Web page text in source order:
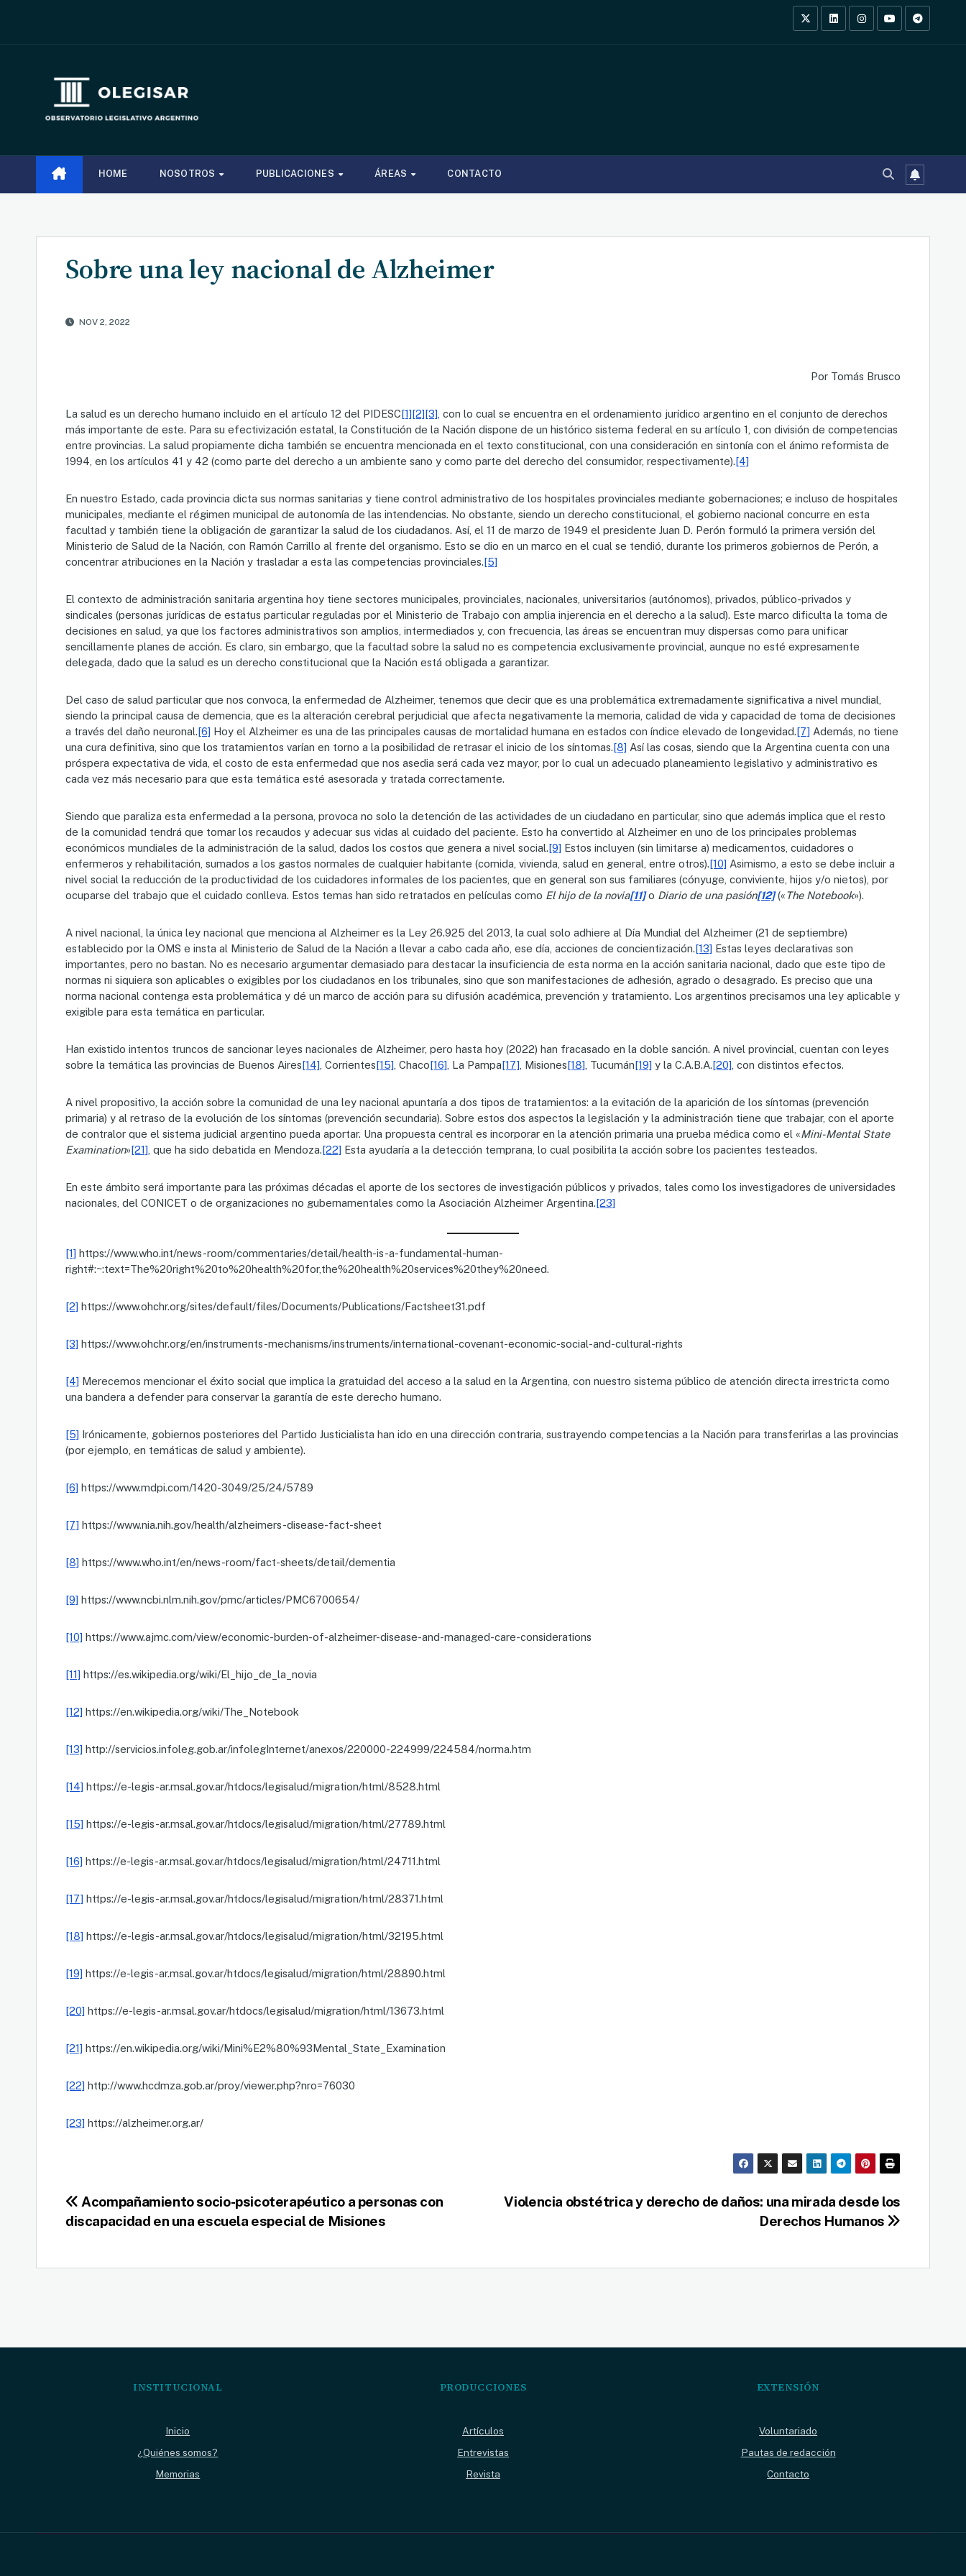
HOME NOSOTROS PUBLICACIONES ÁREAS CONTACTO
Sobre una ley nacional de Alzheimer
NOV 2, 2022
Por Tomás Brusco
La salud es un derecho humano incluido en el artículo 12 del PIDESC[1][2][3] , con lo cual se encuentra en el ordenamiento jurídico argentino en el conjunto de derechos
más importante de este. Para su efectivización estatal, la Constitución de la Nación dispone de un histórico sistema federal en su artículo 1, con división de competencias
entre provincias. La salud propiamente dicha también se encuentra mencionada en el texto constitucional, con una consideración en sintonía con el ánimo reformista de
1994, en los artículos 41 y 42 (como parte del derecho a un ambiente sano y como parte del derecho del consumidor, respectivamente).[4]
En nuestro Estado, cada provincia dicta sus normas sanitarias y tiene control administrativo de los hospitales provinciales mediante gobernaciones; e incluso de hospitales
municipales, mediante el régimen municipal de autonomía de las intendencias. No obstante, siendo un derecho constitucional, el gobierno nacional concurre en esta
facultad y también tiene la obligación de garantizar la salud de los ciudadanos. Así, el 11 de marzo de 1949 el presidente Juan D. Perón formuló la primera versión del
Ministerio de Salud de la Nación, con Ramón Carrillo al frente del organismo. Esto se dio en un marco en el cual se tendió, durante los primeros gobiernos de Perón, a
concentrar atribuciones en la Nación y trasladar a esta las competencias provinciales.[5]
El contexto de administración sanitaria argentina hoy tiene sectores municipales, provinciales, nacionales, universitarios (autónomos), privados, público-privados y
sindicales (personas jurídicas de estatus particular reguladas por el Ministerio de Trabajo con amplia injerencia en el derecho a la salud). Este marco dificulta la toma de
decisiones en salud, ya que los factores administrativos son amplios, intermediados y, con frecuencia, las áreas se encuentran muy dispersas como para unificar
sencillamente planes de acción. Es claro, sin embargo, que la facultad sobre la salud no es competencia exclusivamente provincial, aunque no esté expresamente
delegada, dado que la salud es un derecho constitucional que la Nación está obligada a garantizar.
Del caso de salud particular que nos convoca, la enfermedad de Alzheimer, tenemos que decir que es una problemática extremadamente significativa a nivel mundial,
siendo la principal causa de demencia, que es la alteración cerebral perjudicial que afecta negativamente la memoria, calidad de vida y capacidad de toma de decisiones
a través del daño neuronal.[6] Hoy el Alzheimer es una de las principales causas de mortalidad humana en estados con índice elevado de longevidad.[7] Además, no tiene
una cura definitiva, sino que los tratamientos varían en torno a la posibilidad de retrasar el inicio de los síntomas.[8] Así las cosas, siendo que la Argentina cuenta con una
próspera expectativa de vida, el costo de esta enfermedad que nos asedia será cada vez mayor, por lo cual un adecuado planeamiento legislativo y administrativo es
cada vez más necesario para que esta temática esté asesorada y tratada correctamente.
Siendo que paraliza esta enfermedad a la persona, provoca no solo la detención de las actividades de un ciudadano en particular, sino que además implica que el resto
de la comunidad tendrá que tomar los recaudos y adecuar sus vidas al cuidado del paciente. Esto ha convertido al Alzheimer en uno de los principales problemas
económicos mundiales de la administración de la salud, dados los costos que genera a nivel social.[9] Estos incluyen (sin limitarse a) medicamentos, cuidadores o
enfermeros y rehabilitación, sumados a los gastos normales de cualquier habitante (comida, vivienda, salud en general, entre otros).[10] Asimismo, a esto se debe incluir a
nivel social la reducción de la productividad de los cuidadores informales de los pacientes, que en general son sus familiares (cónyuge, conviviente, hijos y/o nietos), por
ocuparse del trabajo que el cuidado conlleva. Estos temas han sido retratados en películas como El hijo de la novia[11]o Diario de una pasión[12](«The Notebook»).
A nivel nacional, la única ley nacional que menciona al Alzheimer es la Ley 26.925 del 2013, la cual solo adhiere al Día Mundial del Alzheimer (21 de septiembre)
establecido por la OMS e insta al Ministerio de Salud de la Nación a llevar a cabo cada año, ese día, acciones de concientización.[13] Estas leyes declarativas son
importantes, pero no bastan. No es necesario argumentar demasiado para destacar la insuficiencia de esta norma en la acción sanitaria nacional, dado que este tipo de
normas ni siquiera son aplicables o exigibles por los ciudadanos en los tribunales, sino que son manifestaciones de adhesión, agrado o desagrado. Es preciso que una
norma nacional contenga esta problemática y dé un marco de acción para su difusión académica, prevención y tratamiento. Los argentinos precisamos una ley aplicable y
exigible para esta temática en particular.
Han existido intentos truncos de sancionar leyes nacionales de Alzheimer, pero hasta hoy (2022) han fracasado en la doble sanción. A nivel provincial, cuentan con leyes
sobre la temática las provincias de Buenos Aires[14] , Corrientes[15] , Chaco[16] , La Pampa[17] , Misiones[18] , Tucumán[19] y la C.A.B.A.[20] , con distintos efectos.
A nivel propositivo, la acción sobre la comunidad de una ley nacional apuntaría a dos tipos de tratamientos: a la evitación de la aparición de los síntomas (prevención
primaria) y al retraso de la evolución de los síntomas (prevención secundaria). Sobre estos dos aspectos la legislación y la administración tiene que trabajar, con el aporte
de contralor que el sistema judicial argentino pueda aportar. Una propuesta central es incorporar en la atención primaria una prueba médica como el «Mini-Mental State
Examination»[21] , que ha sido debatida en Mendoza.[22] Esta ayudaría a la detección temprana, lo cual posibilita la acción sobre los pacientes testeados.
En este ámbito será importante para las próximas décadas el aporte de los sectores de investigación públicos y privados, tales como los investigadores de universidades
nacionales, del CONICET o de organizaciones no gubernamentales como la Asociación Alzheimer Argentina.[23]
[1] https://www.who.int/news-room/commentaries/detail/health-is-a-fundamental-human-
right#:~:text=The%20right%20to%20health%20for,the%20health%20services%20they%20need.
[2] https://www.ohchr.org/sites/default/files/Documents/Publications/Factsheet31.pdf
[3] https://www.ohchr.org/en/instruments-mechanisms/instruments/international-covenant-economic-social-and-cultural-rights
[4] Merecemos mencionar el éxito social que implica la gratuidad del acceso a la salud en la Argentina, con nuestro sistema público de atención directa irrestricta como
una bandera a defender para conservar la garantía de este derecho humano.
[5] Irónicamente, gobiernos posteriores del Partido Justicialista han ido en una dirección contraria, sustrayendo competencias a la Nación para transferirlas a las provincias
(por ejemplo, en temáticas de salud y ambiente).
[6] https://www.mdpi.com/1420-3049/25/24/5789
[7] https://www.nia.nih.gov/health/alzheimers-disease-fact-sheet
[8] https://www.who.int/en/news-room/fact-sheets/detail/dementia
[9] https://www.ncbi.nlm.nih.gov/pmc/articles/PMC6700654/
[10] https://www.ajmc.com/view/economic-burden-of-alzheimer-disease-and-managed-care-considerations
[11] https://es.wikipedia.org/wiki/El_hijo_de_la_novia
[12] https://en.wikipedia.org/wiki/The_Notebook
[13] http://servicios.infoleg.gob.ar/infolegInternet/anexos/220000-224999/224584/norma.htm
[14] https://e-legis-ar.msal.gov.ar/htdocs/legisalud/migration/html/8528.html
[15] https://e-legis-ar.msal.gov.ar/htdocs/legisalud/migration/html/27789.html
[16] https://e-legis-ar.msal.gov.ar/htdocs/legisalud/migration/html/24711.html
[17] https://e-legis-ar.msal.gov.ar/htdocs/legisalud/migration/html/28371.html
[18] https://e-legis-ar.msal.gov.ar/htdocs/legisalud/migration/html/32195.html
[19] https://e-legis-ar.msal.gov.ar/htdocs/legisalud/migration/html/28890.html
[20] https://e-legis-ar.msal.gov.ar/htdocs/legisalud/migration/html/13673.html
[21] https://en.wikipedia.org/wiki/Mini%E2%80%93Mental_State_Examination
[22] http://www.hcdmza.gob.ar/proy/viewer.php?nro=76030
[23] https://alzheimer.org.ar/
Navegación
de
entradas
Violencia obstétrica y derecho de daños: una mirada desde los
Derechos Humanos
Acompañamiento socio-psicoterapéutico a personas con
discapacidad en una escuela especial de Misiones
INSTITUCIONAL
Inicio
¿Quiénes somos?
Memorias
PRODUCCIONES
Artículos
Entrevistas
Revista
EXTENSIÓN
Voluntariado
Pautas de redacción
Contacto